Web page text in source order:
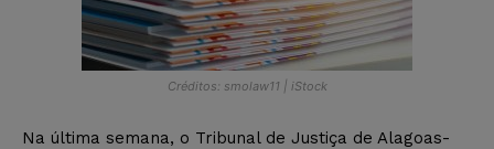
Créditos: smolaw11 | iStock
Na última semana, o Tribunal de Justiça de Alagoas-